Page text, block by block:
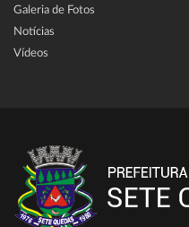
Galeria de Fotos
Notícias
Vídeos